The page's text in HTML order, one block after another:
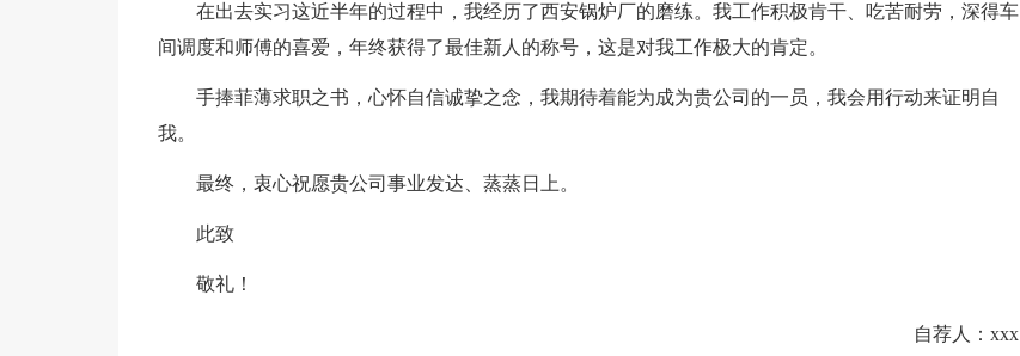
在出去实习这近半年的过程中，我经历了西安锅炉厂的磨练。我工作积极肯干、吃苦耐劳，深得车
间调度和师傅的喜爱，年终获得了最佳新人的称号，这是对我工作极大的肯定。
手捧菲薄求职之书，心怀自信诚挚之念，我期待着能为成为贵公司的一员，我会用行动来证明自
我。
最终，衷心祝愿贵公司事业发达、蒸蒸日上。
此致
敬礼！
自荐人：xxx